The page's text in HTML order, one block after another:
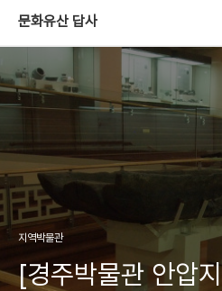
문화유산 답사
지역박물관
[경주박물관 안압